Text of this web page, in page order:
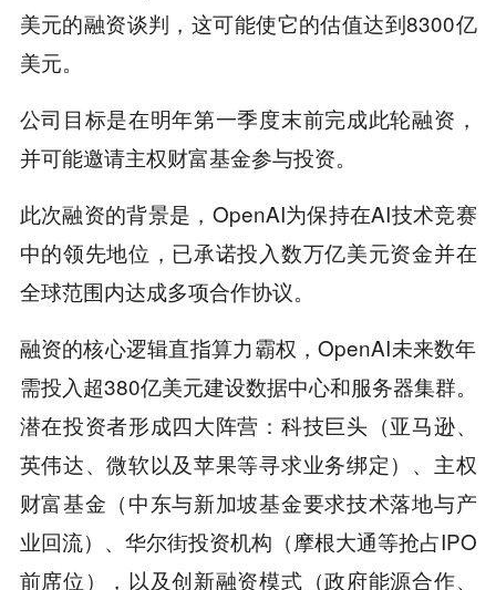
美元的融资谈判，这可能使它的估值达到8300亿
美元。
公司目标是在明年第一季度末前完成此轮融资，
并可能邀请主权财富基金参与投资。
此次融资的背景是，OpenAI为保持在AI技术竞赛
中的领先地位，已承诺投入数万亿美元资金并在
全球范围内达成多项合作协议。
融资的核心逻辑直指算力霸权，OpenAI未来数年
需投入超380亿美元建设数据中心和服务器集群。
潜在投资者形成四大阵营：科技巨头（亚马逊、
英伟达、微软以及苹果等寻求业务绑定）、主权
财富基金（中东与新加坡基金要求技术落地与产
业回流）、华尔街投资机构（摩根大通等抢占IPO
前席位），以及创新融资模式（政府能源合作、